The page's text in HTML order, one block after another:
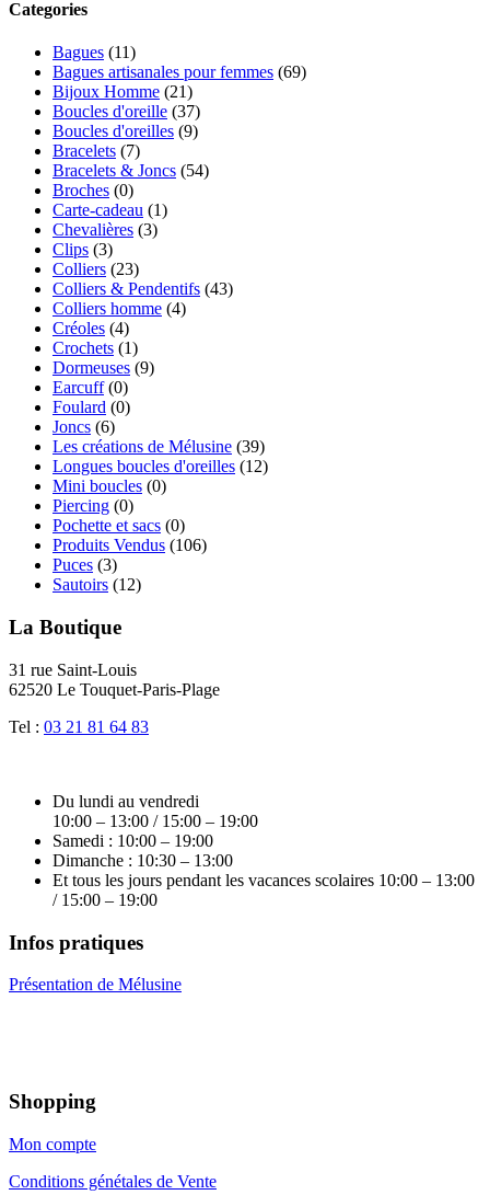
Categories
Bagues (11)
Bagues artisanales pour femmes (69)
Bijoux Homme (21)
Boucles d'oreille (37)
Boucles d'oreilles (9)
Bracelets (7)
Bracelets & Joncs (54)
Broches (0)
Carte-cadeau (1)
Chevalières (3)
Clips (3)
Colliers (23)
Colliers & Pendentifs (43)
Colliers homme (4)
Créoles (4)
Crochets (1)
Dormeuses (9)
Earcuff (0)
Foulard (0)
Joncs (6)
Les créations de Mélusine (39)
Longues boucles d'oreilles (12)
Mini boucles (0)
Piercing (0)
Pochette et sacs (0)
Produits Vendus (106)
Puces (3)
Sautoirs (12)
La Boutique
31 rue Saint-Louis
62520 Le Touquet-Paris-Plage
Tel : 03 21 81 64 83
Du lundi au vendredi
10:00 – 13:00 / 15:00 – 19:00
Samedi : 10:00 – 19:00
Dimanche : 10:30 – 13:00
Et tous les jours pendant les vacances scolaires 10:00 – 13:00
/ 15:00 – 19:00
Infos pratiques
Présentation de Mélusine
Shopping
Mon compte
Conditions génétales de Vente